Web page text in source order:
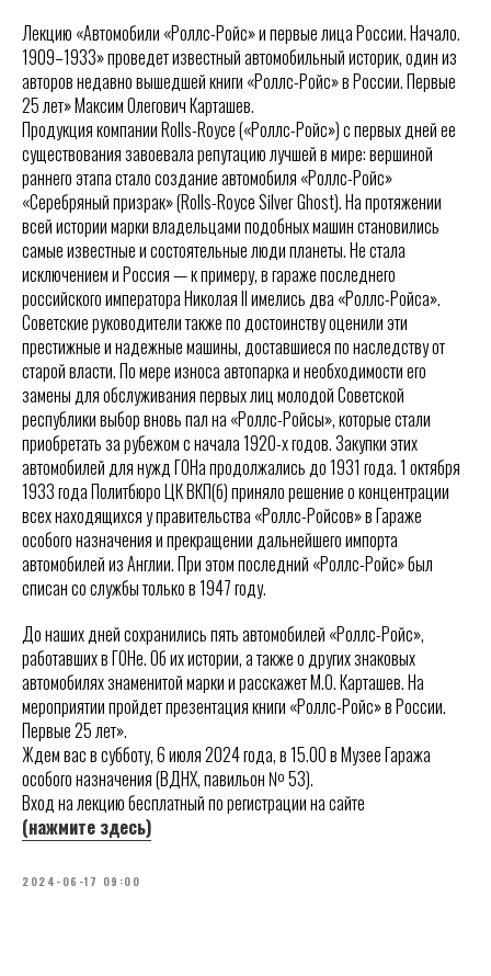
Лекцию «Автомобили «Роллс-Ройс» и первые лица России. Начало.
1909–1933» проведет известный автомобильный историк, один из
авторов недавно вышедшей книги «Роллс-Ройс» в России. Первые
25 лет» Максим Олегович Карташев.
Продукция компании Rolls-Royce («Роллс-Ройс») с первых дней ее
существования завоевала репутацию лучшей в мире: вершиной
раннего этапа стало создание автомобиля «Роллс-Ройс»
«Серебряный призрак» (Rolls-Royce Silver Ghost). На протяжении
всей истории марки владельцами подобных машин становились
самые известные и состоятельные люди планеты. Не стала
исключением и Россия — к примеру, в гараже последнего
российского императора Николая II имелись два «Роллс-Ройса».
Советские руководители также по достоинству оценили эти
престижные и надежные машины, доставшиеся по наследству от
старой власти. По мере износа автопарка и необходимости его
замены для обслуживания первых лиц молодой Советской
республики выбор вновь пал на «Роллс-Ройсы», которые стали
приобретать за рубежом с начала 1920-х годов. Закупки этих
автомобилей для нужд ГОНа продолжались до 1931 года. 1 октября
1933 года Политбюро ЦК ВКП(б) приняло решение о концентрации
всех находящихся у правительства «Роллс-Ройсов» в Гараже
особого назначения и прекращении дальнейшего импорта
автомобилей из Англии. При этом последний «Роллс-Ройс» был
списан со службы только в 1947 году.
До наших дней сохранились пять автомобилей «Роллс-Ройс»,
работавших в ГОНе. Об их истории, а также о других знаковых
автомобилях знаменитой марки и расскажет М.О. Карташев. На
мероприятии пройдет презентация книги «Роллс-Ройс» в России.
Первые 25 лет».
Ждем вас в субботу, 6 июля 2024 года, в 15.00 в Музее Гаража
особого назначения (ВДНХ, павильон № 53).
Вход на лекцию бесплатный по регистрации на сайте
(нажмите здесь)
2024-06-17 09:00